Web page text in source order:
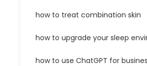
how to treat combination skin
how to upgrade your sleep
how to use ChatGPT for